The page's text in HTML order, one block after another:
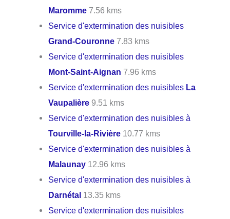
Maromme 7.56 kms
Service d'extermination des nuisibles
Grand-Couronne 7.83 kms
Service d'extermination des nuisibles
Mont-Saint-Aignan 7.96 kms
Service d'extermination des nuisibles La
Vaupalière 9.51 kms
Service d'extermination des nuisibles à
Tourville-la-Rivière 10.77 kms
Service d'extermination des nuisibles à
Malaunay 12.96 kms
Service d'extermination des nuisibles à
Darnétal 13.35 kms
Service d'extermination des nuisibles